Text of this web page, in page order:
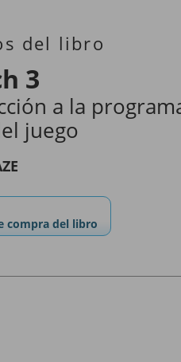
del libro
3
a la
juego
compra del libro